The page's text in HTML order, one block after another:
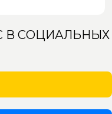
В СОЦИАЛЬНЫХ